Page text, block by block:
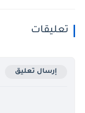
تعليقات
إرسال تعليق